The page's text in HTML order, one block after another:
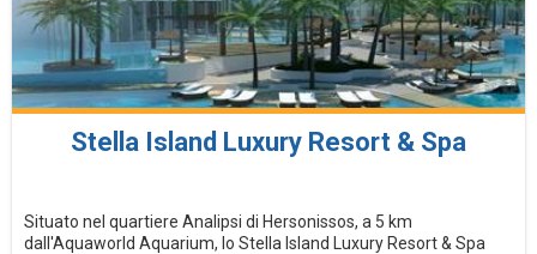
Stella Island Luxury Resort & Spa
Situato nel quartiere Analipsi di Hersonissos, a 5 km
dall'Aquaworld Aquarium, lo Stella Island Luxury Resort & Spa